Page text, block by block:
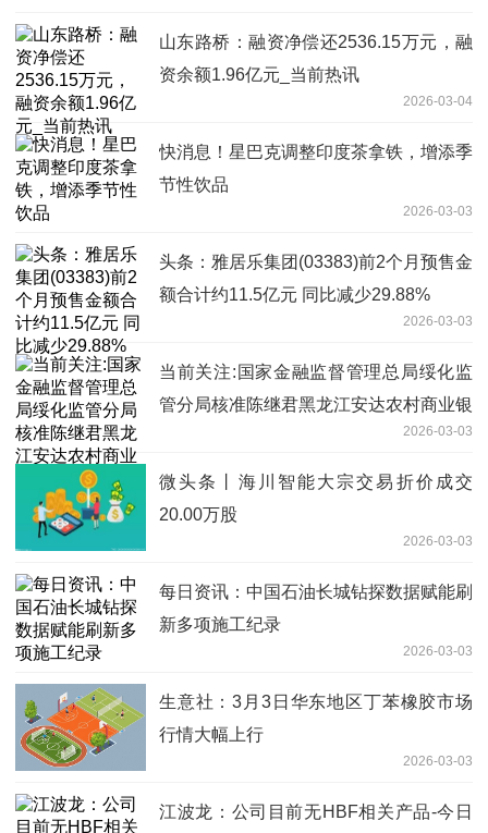
山东路桥：融资净偿还2536.15万元，融
资余额1.96亿元_当前热讯
2026-03-04
快消息！星巴克调整印度茶拿铁，增添季
节性饮品
2026-03-03
头条：雅居乐集团(03383)前2个月预售金
额合计约11.5亿元 同比减少29.88%
2026-03-03
当前关注:国家金融监督管理总局绥化监
管分局核准陈继君黑龙江安达农村商业银
2026-03-03
微头条丨海川智能大宗交易折价成交
20.00万股
2026-03-03
每日资讯：中国石油长城钻探数据赋能刷
新多项施工纪录
2026-03-03
生意社：3月3日华东地区丁苯橡胶市场
行情大幅上行
2026-03-03
江波龙：公司目前无HBF相关产品-今日